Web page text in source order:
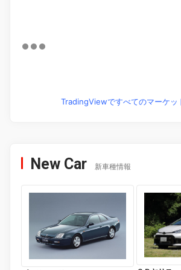
TradingViewですべてのマーケッ
New Car 新車種情報